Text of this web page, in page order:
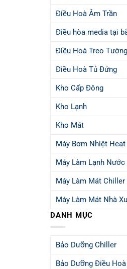
Điều Hoà Âm Trần
Điều hòa media tại
Điều Hoà Treo Tường
Điều Hoà Tủ Đứng
Kho Cấp Đông
Kho Lạnh
Kho Mát
Máy Bơm Nhiệt
Máy Làm Lạnh Nước
Máy Làm Mát Chiller
Máy Làm Mát Nhà
DANH MỤC
Bảo Dưỡng Chiller
Bảo Dưỡng Điều Hoà